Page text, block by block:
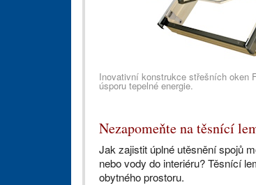
Inovativní konstrukce střešních oken
úsporu tepelné energie.
Nezapomeňte na těsnící
Jak zajistit úplné utěsnění spojů
nebo vody do interiéru? Těsnící
obytného prostoru.